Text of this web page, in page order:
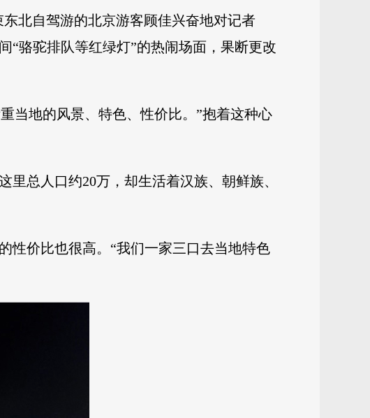
北自驾游的北京游客顾佳兴奋地对记者
“骆驼排队等红绿灯”的热闹场面，果断更改
当地的风景、特色、性价比。”抱着这种心
总人口约20万，却生活着汉族、朝鲜族、
性价比也很高。“我们一家三口去当地特色